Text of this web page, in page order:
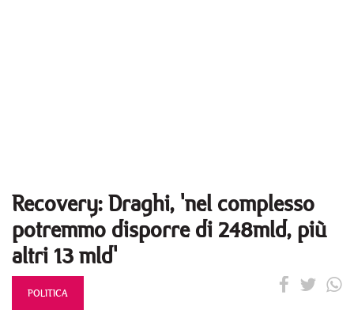
Recovery: Draghi, 'nel complesso
potremmo disporre di 248mld, più
altri 13 mld'
POLITICA